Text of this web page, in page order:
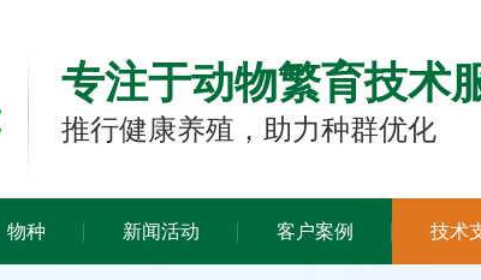
专注于动物繁育技术
推行健康养殖，助力种群优化
物种 新闻活动 客户案例 技术